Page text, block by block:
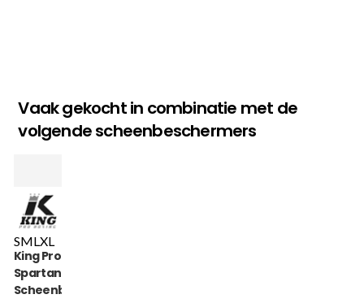
Vaak gekocht in combinatie met de
volgende scheenbeschermers
SMLXL
King Pro Boxing
Spartan
Scheenbeschermers